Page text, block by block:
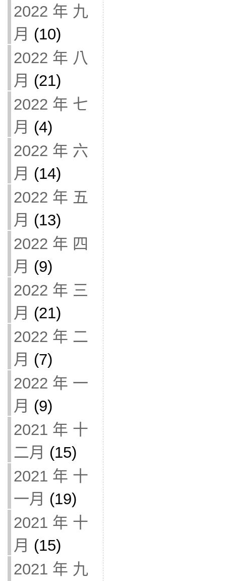
2022 年 九
月 (10)
2022 年 八
月 (21)
2022 年 七
月 (4)
2022 年 六
月 (14)
2022 年 五
月 (13)
2022 年 四
月 (9)
2022 年 三
月 (21)
2022 年 二
月 (7)
2022 年 一
月 (9)
2021 年 十
二月 (15)
2021 年 十
一月 (19)
2021 年 十
月 (15)
2021 年 九